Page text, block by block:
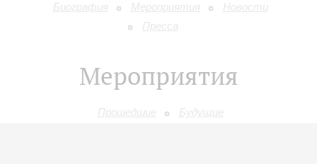
Биография Мероприятия
Новости
Пресса
Мероприятия
Прошедшие Будущие